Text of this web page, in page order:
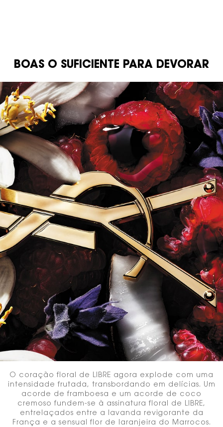
BLOCOSBOAS O SUFICIENTE PARA ​DEVORAR
O coração floral de LIBRE agora explode com uma
intensidade frutada, transbordando em delícias. Um
acorde de framboesa e um acorde de coco
cremoso fundem-se à assinatura floral de LIBRE,
entrelaçados entre a lavanda revigorante da
França e a sensual flor de laranjeira do Marrocos.​